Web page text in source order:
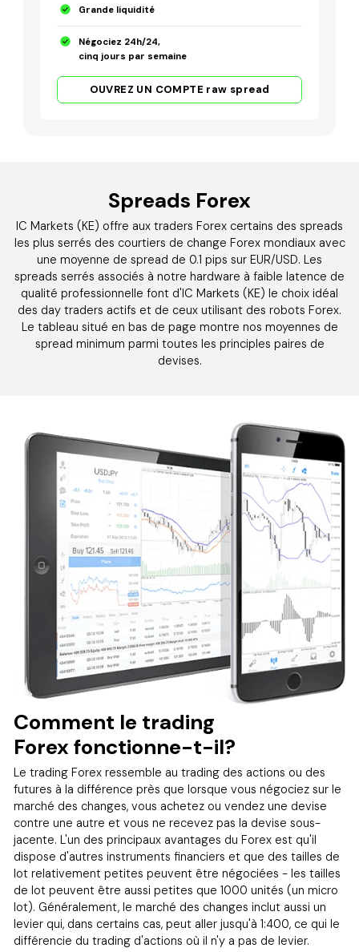
Grande liquidité
Négociez 24h/24,
cinq jours par semaine
OUVREZ UN COMPTE raw spread
Spreads Forex
IC Markets (KE) offre aux traders Forex certains des spreads
les plus serrés des courtiers de change Forex mondiaux avec
une moyenne de spread de 0.1 pips sur EUR/USD. Les
spreads serrés associés à notre hardware à faible latence de
qualité professionnelle font d'IC Markets (KE) le choix idéal
des day traders actifs et de ceux utilisant des robots Forex.
Le tableau situé en bas de page montre nos moyennes de
spread minimum parmi toutes les principles paires de
devises.
Comment le trading
Forex fonctionne-t-il?
Le trading Forex ressemble au trading des actions ou des
futures à la différence près que lorsque vous négociez sur le
marché des changes, vous achetez ou vendez une devise
contre une autre et vous ne recevez pas la devise sous-
jacente. L'un des principaux avantages du Forex est qu'il
dispose d'autres instruments financiers et que des tailles de
lot relativement petites peuvent être négociées - les tailles
de lot peuvent être aussi petites que 1000 unités (un micro
lot). Généralement, le marché des changes inclut aussi un
levier qui, dans certains cas, peut aller jusqu'à 1:400, ce qui le
différencie du trading d'actions où il n'y a pas de levier.